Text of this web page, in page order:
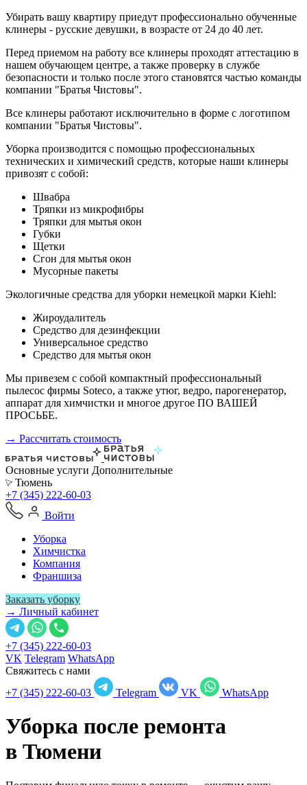
Убирать вашу квартиру приедут профессионально обученные
клинеры - русские девушки, в возрасте от 24 до 40 лет.
Перед приемом на работу все клинеры проходят аттестацию в
нашем обучающем центре, а также проверку в службе
безопасности и только после этого становятся частью команды
компании "Братья Чистовы".
Все клинеры работают исключительно в форме с логотипом
компании "Братья Чистовы".
Уборка производится с помощью профессиональных
технических и химический средств, которые наши клинеры
привозят с собой:
Швабра
Тряпки из микрофибры
Тряпки для мытья окон
Губки
Щетки
Сгон для мытья окон
Мусорные пакеты
Экологичные средства для уборки немецкой марки Kiehl:
Жироудалитель
Средство для дезинфекции
Универсальное средство
Средство для мытья окон
Мы привезем с собой компактный профессиональный
пылесос фирмы Soteco, а также утюг, ведро, парогенератор,
аппарат для химчистки и многое другое ПО ВАШЕЙ
ПРОСЬБЕ.
→ Рассчитать стоимость
Основные услуги Дополнительные
Тюмень
+7 (345) 222-60-03
Войти
Уборка
Химчистка
Компания
Франшиза
Заказать уборку
→ Личный кабинет
+7 (345) 222-60-03
VK Telegram WhatsApp
Свяжитесь с нами
+7 (345) 222-60-03
Telegram VK WhatsApp
Уборка после ремонта
в Тюмени